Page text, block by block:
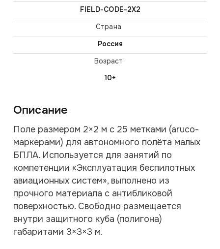
FIELD-CODE-2X2
Страна
Россия
Возраст
10+
Описание
Поле размером 2×2 м с 25 метками (aruco-
маркерами) для автономного полёта малых
БПЛА. Используется для занятий по
компетенции «Эксплуатация беспилотных
авиационных систем», выполнено из
прочного материала с антибликовой
поверхностью. Свободно размещается
внутри защитного куба (полигона)
габаритами 3×3×3 м.